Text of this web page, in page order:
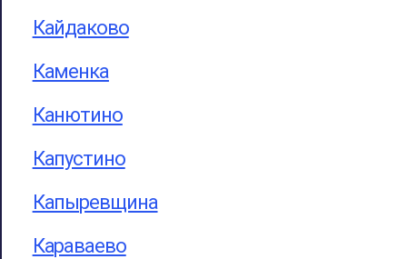
Кайдаково
Каменка
Канютино
Капустино
Капыревщина
Караваево